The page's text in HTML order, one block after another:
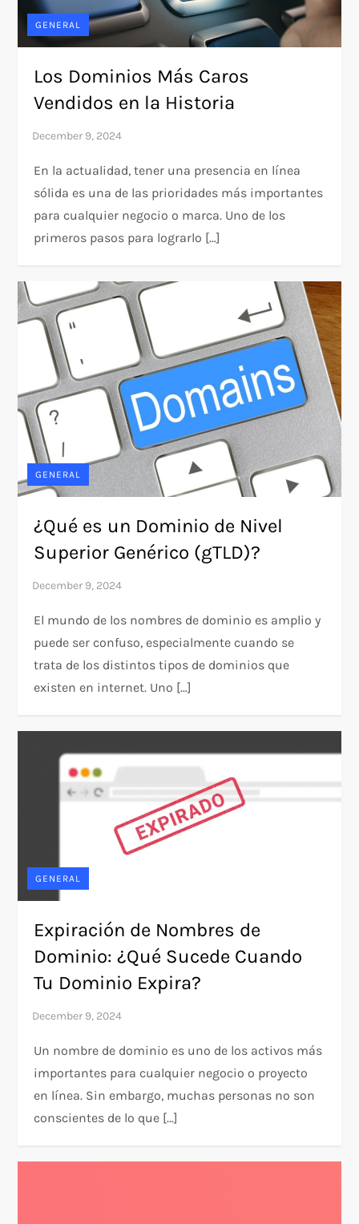
GENERAL
Los Dominios Más Caros
Vendidos en la Historia
En la actualidad, tener una presencia en línea
sólida es una de las prioridades más importantes
para cualquier negocio o marca. Uno de los
primeros pasos para lograrlo […]
GENERAL
¿Qué es un Dominio de Nivel
Superior Genérico (gTLD)?
El mundo de los nombres de dominio es amplio y
puede ser confuso, especialmente cuando se
trata de los distintos tipos de dominios que
existen en internet. Uno […]
GENERAL
Expiración de Nombres de
Dominio: ¿Qué Sucede Cuando
Tu Dominio Expira?
Un nombre de dominio es uno de los activos más
importantes para cualquier negocio o proyecto
en línea. Sin embargo, muchas personas no son
conscientes de lo que […]